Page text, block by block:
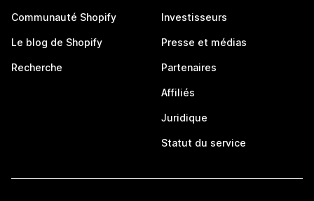
Communauté Shopify
Le blog de Shopify
Recherche
Investisseurs
Presse et médias
Partenaires
Affiliés
Juridique
Statut du service